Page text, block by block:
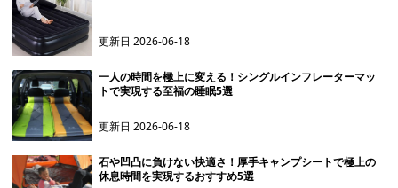
更新日2026-06-18
一人の時間を極上に変える！シングルインフレーターマッ
トで実現する至福の睡眠5選
更新日2026-06-18
石や凹凸に負けない快適さ！厚手キャンプシートで極上の
休息時間を実現するおすすめ5選